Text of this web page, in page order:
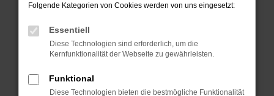
Prüfe deine Browsererweiterungen.
Manche Erweiterungen, wie Werbeblocker,
können das Laden bestimmter Seiten
verhindern. Funktioniert die Seite in einem
Fenster?
Folgende Kategorien von Cookies werden von uns eingesetzt:
Essentiell
Diese Technologien sind erforderlich, um die
Kernfunktionalität der Webseite zu gewährleisten.
Funktional
Diese Technologien bieten die bestmögliche Funktionalität